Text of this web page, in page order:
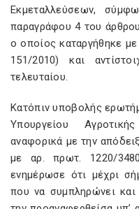
Εκμεταλλεύσεων,
παραγράφου 4 του
ο οποίος καταργήθηκε
151/2010) και
τελευταίου.
Κατόπιν υποβολής
Υπουργείου
αναφορικά με την
με αρ. πρωτ. 1220/
ενημέρωσε ότι μέχρι
που να συμπληρώνει και